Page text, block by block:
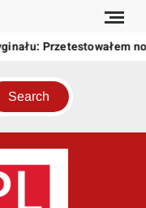
Przetestowałem